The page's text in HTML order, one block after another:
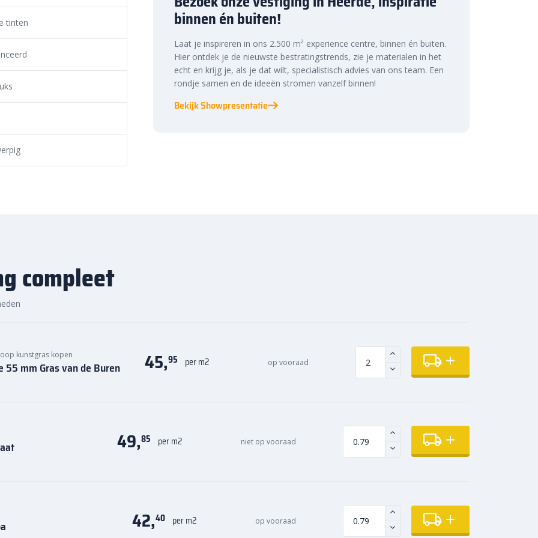
prijs, snelle
prijs in Nederland. Dankzij
de hoogwaardige kwaliteit en
bij
tinten binnen én buiten!
Laat je inspireren in ons 2.500 m² experience centre, binnen én buiten.
Hier ontdek je de nieuwste bestratingstrends, zie je materialen in het
echt en krijg je, als je dat wilt, specialistisch advies van ons team. Een
rondje samen en de ideeën stromen vanzelf binnen!
Bekijk Showpresentatie
compleet
kunstgras kopen
55 mm Gras van de Buren 45,95 per m2 op vooraad
49,85 per m2 niet op vooraad
42,40 per m2 op vooraad